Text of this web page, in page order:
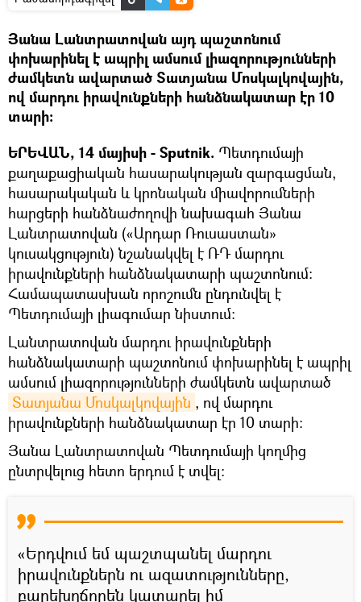
Յանա Լանտրատովան այդ պաշտոնում
փոխարինել է ապրիլ ամսում լիազորությունների
ժամկետն ավարտած Տատյանա Մոսկալկովային,
ով մարդու իրավունքների հանձնակատար էր 10
տարի։
ԵՐԵՎԱՆ, 14 մայիսի - Sputnik. Պետդումայի
քաղաքացիական հասարակության զարգացման,
հասարակական և կրոնական միավորումների
հարցերի հանձնաժողովի նախագահ Յանա
Լանտրատովան («Արդար Ռուսաստան»
կուսակցություն) նշանակվել է ՌԴ մարդու
իրավունքների հանձնակատարի պաշտոնում:
Համապատասխան որոշումն ընդունվել է
Պետդումայի լիագումար նիստում։
Լանտրատովան մարդու իրավունքների
հանձնակատարի պաշտոնում փոխարինել է ապրիլ
ամսում լիազորությունների ժամկետն ավարտած
Տատյանա Մոսկալկովային , ով մարդու
իրավունքների հանձնակատար էր 10 տարի։
Յանա Լանտրատովան Պետդումայի կողմից
ընտրվելուց հետո երդում է տվել:
«Երդվում եմ պաշտպանել մարդու
իրավունքներն ու ազատությունները,
բարեխղճորեն կատարել իմ